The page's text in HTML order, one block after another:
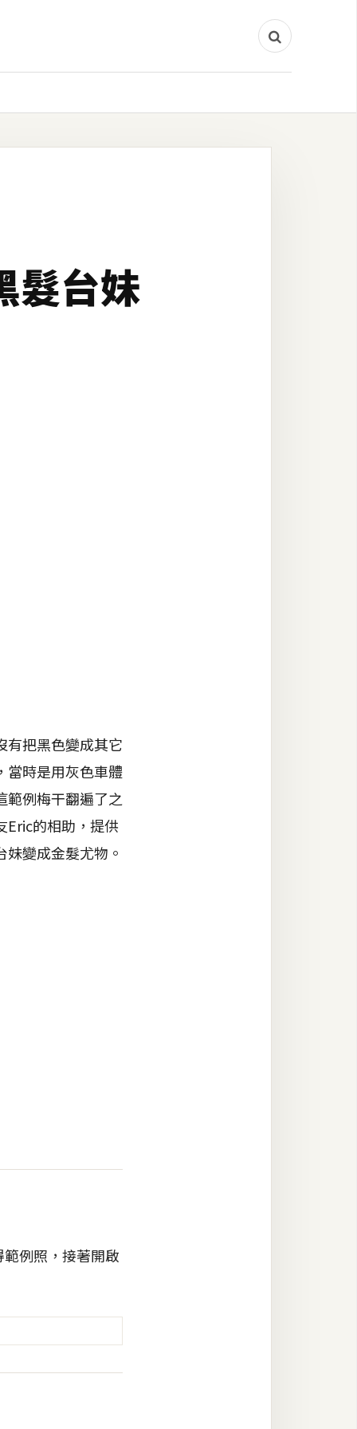
髮台妹
把黑色變成其它
當時是用灰色車體
範例梅干翻遍了之
Eric的相助，提供
變成金髮尤物。
例照，接著開啟